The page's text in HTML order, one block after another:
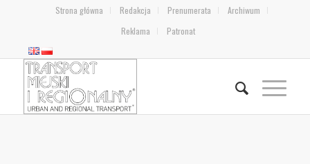
Strona główna Redakcja Prenumerata
Archiwum
Reklama
Patronat